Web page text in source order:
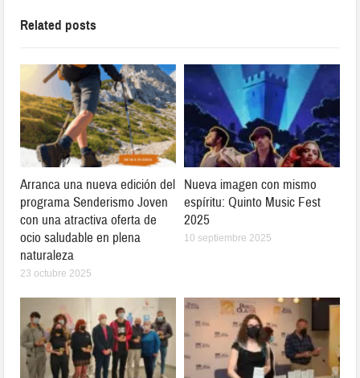
Related posts
Arranca una nueva edición del
programa Senderismo Joven
con una atractiva oferta de
ocio saludable en plena
naturaleza
23 octubre 2025
Nueva imagen con mismo
espíritu: Quinto Music Fest
2025
10 septiembre 2025